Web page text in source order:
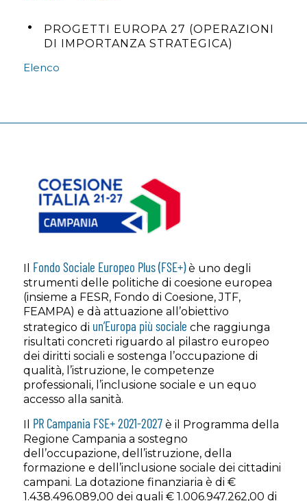
PROGETTI EUROPA 27 (OPERAZIONI
DI IMPORTANZA STRATEGICA)
Elenco
Fondo Sociale Europeo Plus (FSE+)è uno degli
strumenti delle politiche di coesione europea
(insieme a FESR, Fondo di Coesione, JTF,
FEAMPA) e dà attuazione all’obiettivo
strategico di un’Europa più sociale che raggiunga
risultati concreti riguardo al pilastro europeo
dei diritti sociali e sostenga l’occupazione di
qualità, l’istruzione, le competenze
professionali, l’inclusione sociale e un equo
accesso alla sanità.
Il PR Campania FSE+ 2021-2027è il Programma della
Regione Campania a sostegno
dell’occupazione, dell’istruzione, della
formazione e dell’inclusione sociale dei cittadini
campani. La dotazione finanziaria è di €
1.438.496.089,00 dei quali € 1.006.947.262,00 di